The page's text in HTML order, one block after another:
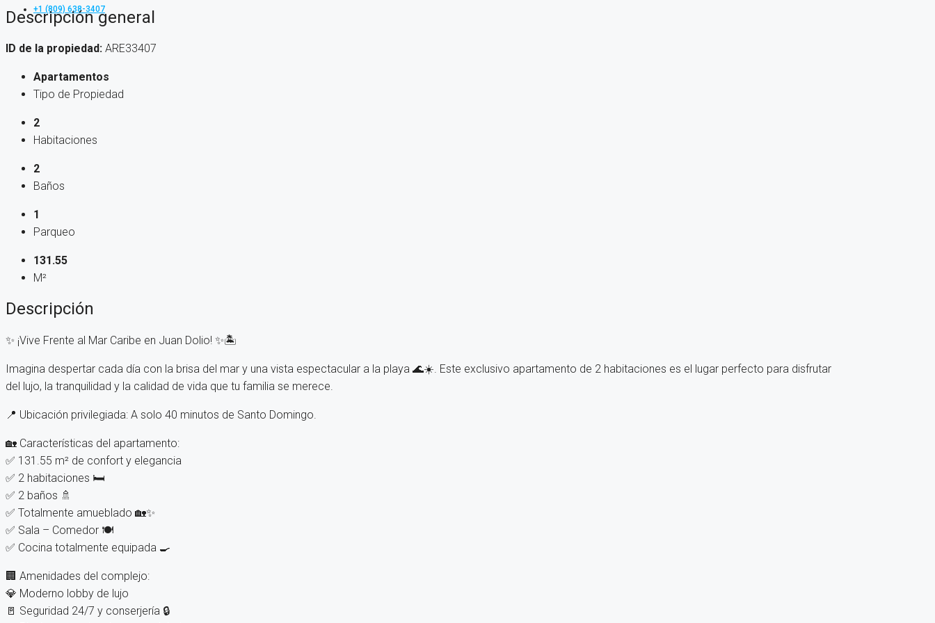
+1 (809) 638-3407
Descripción general
ID de la propiedad: ARE33407
Apartamentos
Tipo de Propiedad
2
Habitaciones
2
Baños
1
Parqueo
131.55
M²
Descripción
✨ ¡Vive Frente al Mar Caribe en Juan Dolio! ✨🏝
Imagina despertar cada día con la brisa del mar y una vista espectacular a la playa 🌊☀️. Este exclusivo apartamento de 2 habitaciones es el lugar perfecto para disfrutar
del lujo, la tranquilidad y la calidad de vida que tu familia se merece.
📍 Ubicación privilegiada: A solo 40 minutos de Santo Domingo.
🏡 Características del apartamento:
✅ 131.55 m² de confort y elegancia
✅ 2 habitaciones 🛏️
✅ 2 baños 🚿
✅ Totalmente amueblado 🏡✨
✅ Sala – Comedor 🍽️
✅ Cocina totalmente equipada 🍳
🏢 Amenidades del complejo:
💎 Moderno lobby de lujo
🚪 Seguridad 24/7 y conserjería 🔒